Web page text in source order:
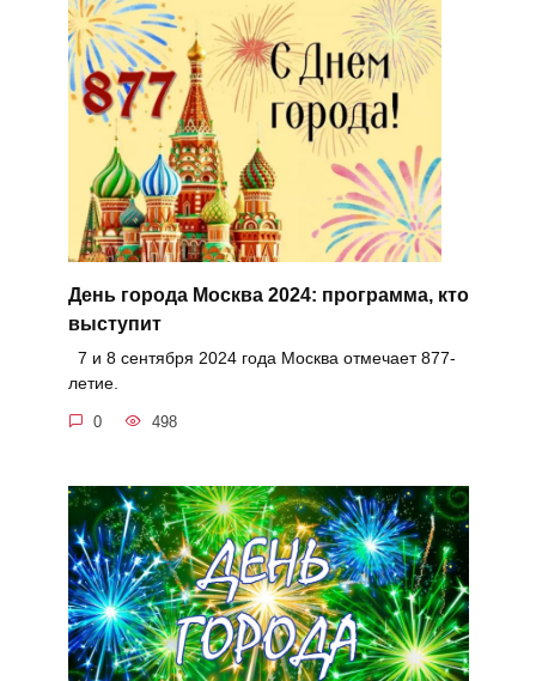
День города Москва 2024: программа, кто
выступит
7 и 8 сентября 2024 года Москва отмечает 877-
летие.
0 498